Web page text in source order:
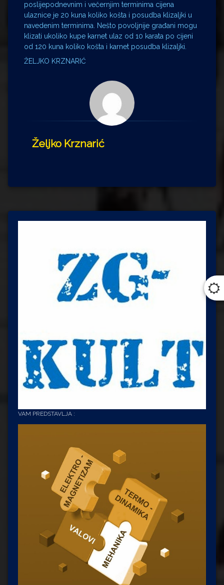
poslijepodnevnim i večernjim terminima cijena
ulaznice je 20 kuna koliko košta i posudba klizaljki u
navedenim terminima. Nešto povoljnije građani mogu
klizati ukoliko kupe karnet ulaz od 10 karata po cijeni
od 120 kuna koliko košta i karnet posudba klizaljki.
ŽELJKO KRZNARIĆ
Željko Krznarić
VAM PREDSTAVLJA :